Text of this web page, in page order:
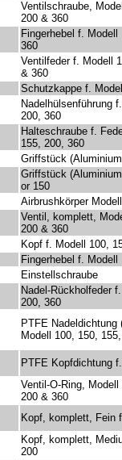
Ventilschraube,
200 & 360
Fingerhebel f.
360
Ventilfeder f. Modell
& 360
Schutzkappe f.
Nadelhülsenführung
200, 360
Halteschraube f.
155, 200, 360
Griffstück
Griffstück
or 150
Airbrushkörper
Ventil, komplett,
200 & 360
Kopf f. Modell 100,
Fingerhebel f.
Einstellschraube
Nadel-Rückholfeder
200, 360
PTFE
Modell 100, 150,
PTFE Kopfdichtung
Ventil-O-Ring,
200 & 360
Kopf, komplett, Fein
Kopf, komplett,
200